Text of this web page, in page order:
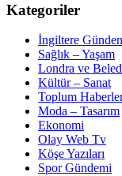
Kategoriler
İngiltere
Sağlık – Yaşam
Londra ve
Kültür – Sanat
Toplum
Moda – Tasarım
Ekonomi
Olay Web Tv
Köşe Yazıları
Spor Gündemi